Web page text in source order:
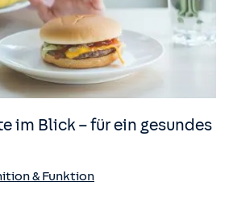
im Blick – für ein gesundes
& Funktion